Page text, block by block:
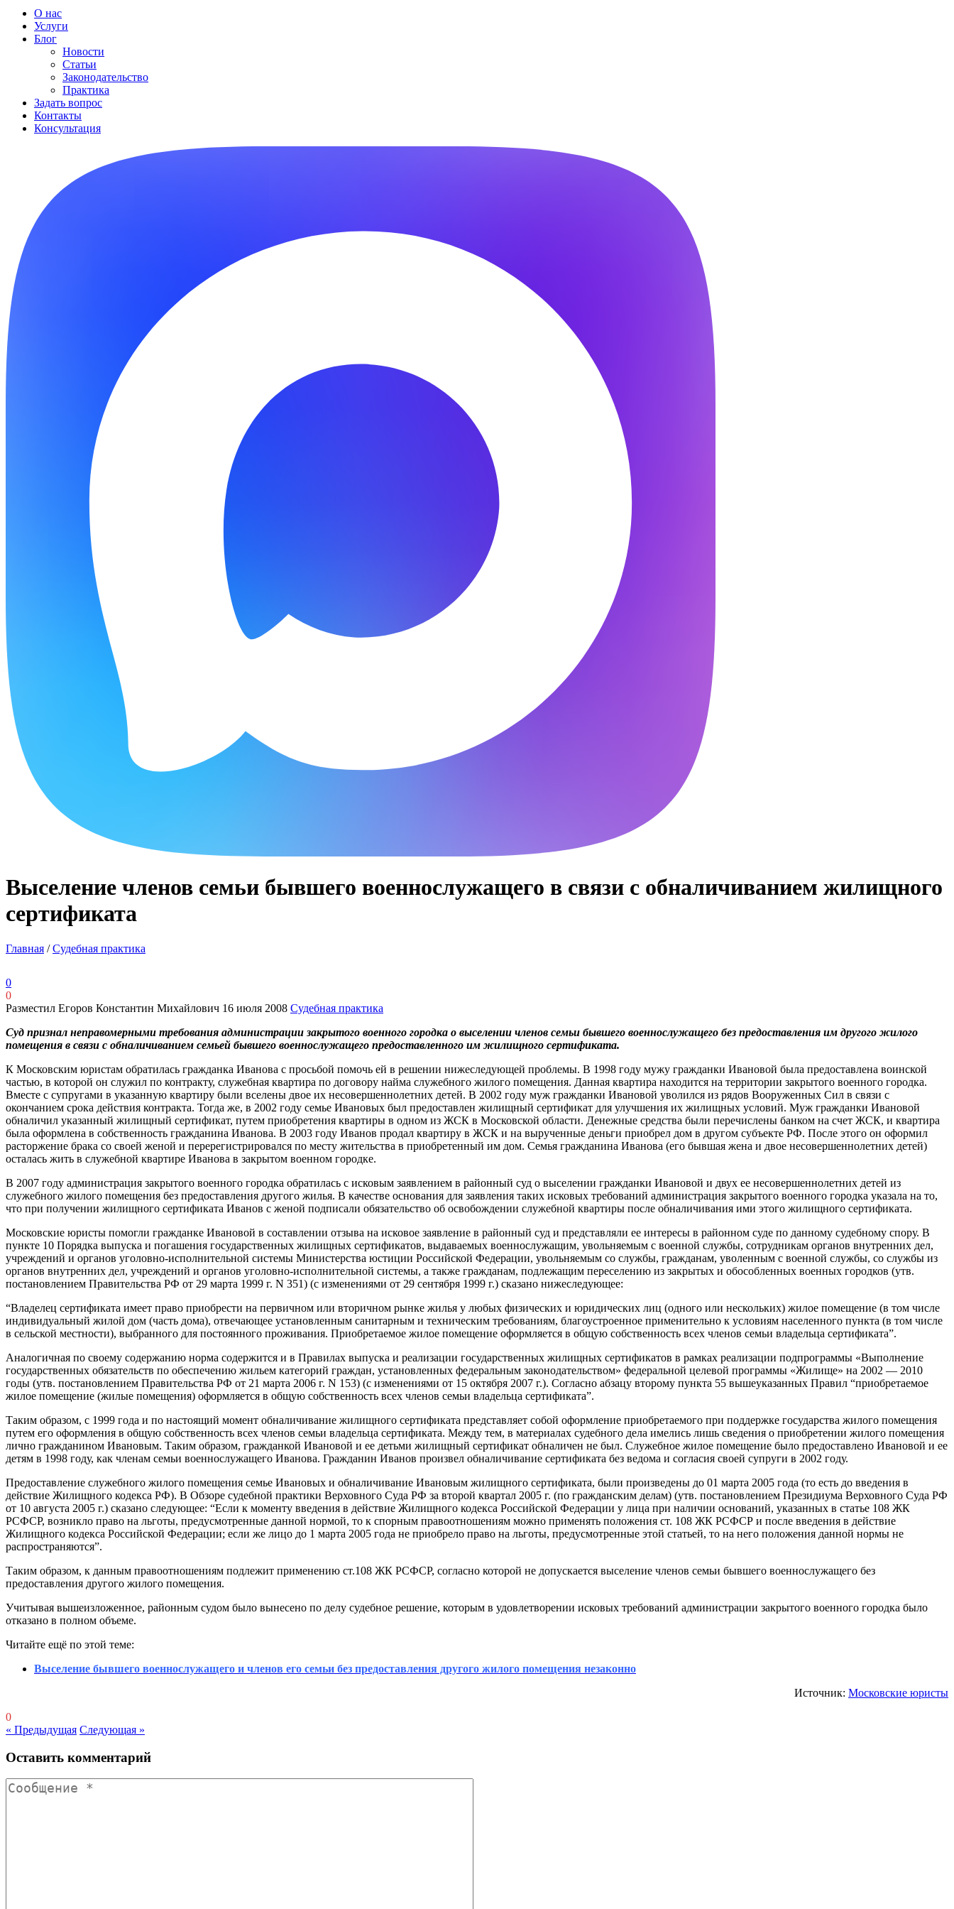
О нас
Услуги
Блог
Новости
Статьи
Законодательство
Практика
Задать вопрос
Контакты
Консультация
Выселение членов семьи бывшего военнослужащего в связи с обналичиванием жилищного
сертификата
Главная /Судебная практика
0
0
Разместил Егоров Константин Михайлович 16 июля 2008 Судебная практика
Суд признал неправомерными требования администрации закрытого военного городка о выселении членов семьи бывшего военнослужащего без предоставления им другого жилого
помещения в связи с обналичиванием семьей бывшего военнослужащего предоставленного им жилищного сертификата.
К Московским юристам обратилась гражданка Иванова с просьбой помочь ей в решении нижеследующей проблемы. В 1998 году мужу гражданки Ивановой была предоставлена воинской
частью, в которой он служил по контракту, служебная квартира по договору найма служебного жилого помещения. Данная квартира находится на территории закрытого военного городка.
Вместе с супругами в указанную квартиру были вселены двое их несовершеннолетних детей. В 2002 году муж гражданки Ивановой уволился из рядов Вооруженных Сил в связи с
окончанием срока действия контракта. Тогда же, в 2002 году семье Ивановых был предоставлен жилищный сертификат для улучшения их жилищных условий. Муж гражданки Ивановой
обналичил указанный жилищный сертификат, путем приобретения квартиры в одном из ЖСК в Московской области. Денежные средства были перечислены банком на счет ЖСК, и квартира
была оформлена в собственность гражданина Иванова. В 2003 году Иванов продал квартиру в ЖСК и на вырученные деньги приобрел дом в другом субъекте РФ. После этого он оформил
расторжение брака со своей женой и перерегистрировался по месту жительства в приобретенный им дом. Семья гражданина Иванова (его бывшая жена и двое несовершеннолетних детей)
осталась жить в служебной квартире Иванова в закрытом военном городке.
В 2007 году администрация закрытого военного городка обратилась с исковым заявлением в районный суд о выселении гражданки Ивановой и двух ее несовершеннолетних детей из
служебного жилого помещения без предоставления другого жилья. В качестве основания для заявления таких исковых требований администрация закрытого военного городка указала на то,
что при получении жилищного сертификата Иванов с женой подписали обязательство об освобождении служебной квартиры после обналичивания ими этого жилищного сертификата.
Московские юристы помогли гражданке Ивановой в составлении отзыва на исковое заявление в районный суд и представляли ее интересы в районном суде по данному судебному спору. В
пункте 10 Порядка выпуска и погашения государственных жилищных сертификатов, выдаваемых военнослужащим, увольняемым с военной службы, сотрудникам органов внутренних дел,
учреждений и органов уголовно-исполнительной системы Министерства юстиции Российской Федерации, увольняемым со службы, гражданам, уволенным с военной службы, со службы из
органов внутренних дел, учреждений и органов уголовно-исполнительной системы, а также гражданам, подлежащим переселению из закрытых и обособленных военных городков (утв.
постановлением Правительства РФ от 29 марта 1999 г. N 351) (с изменениями от 29 сентября 1999 г.) сказано нижеследующее:
“Владелец сертификата имеет право приобрести на первичном или вторичном рынке жилья у любых физических и юридических лиц (одного или нескольких) жилое помещение (в том числе
индивидуальный жилой дом (часть дома), отвечающее установленным санитарным и техническим требованиям, благоустроенное применительно к условиям населенного пункта (в том числе
в сельской местности), выбранного для постоянного проживания. Приобретаемое жилое помещение оформляется в общую собственность всех членов семьи владельца сертификата”.
Аналогичная по своему содержанию норма содержится и в Правилах выпуска и реализации государственных жилищных сертификатов в рамках реализации подпрограммы «Выполнение
государственных обязательств по обеспечению жильем категорий граждан, установленных федеральным законодательством» федеральной целевой программы «Жилище» на 2002 — 2010
годы (утв. постановлением Правительства РФ от 21 марта 2006 г. N 153) (с изменениями от 15 октября 2007 г.). Согласно абзацу второму пункта 55 вышеуказанных Правил “приобретаемое
жилое помещение (жилые помещения) оформляется в общую собственность всех членов семьи владельца сертификата”.
Таким образом, с 1999 года и по настоящий момент обналичивание жилищного сертификата представляет собой оформление приобретаемого при поддержке государства жилого помещения
путем его оформления в общую собственность всех членов семьи владельца сертификата. Между тем, в материалах судебного дела имелись лишь сведения о приобретении жилого помещения
лично гражданином Ивановым. Таким образом, гражданкой Ивановой и ее детьми жилищный сертификат обналичен не был. Служебное жилое помещение было предоставлено Ивановой и ее
детям в 1998 году, как членам семьи военнослужащего Иванова. Гражданин Иванов произвел обналичивание сертификата без ведома и согласия своей супруги в 2002 году.
Предоставление служебного жилого помещения семье Ивановых и обналичивание Ивановым жилищного сертификата, были произведены до 01 марта 2005 года (то есть до введения в
действие Жилищного кодекса РФ). В Обзоре судебной практики Верховного Суда РФ за второй квартал 2005 г. (по гражданским делам) (утв. постановлением Президиума Верховного Суда РФ
от 10 августа 2005 г.) сказано следующее: “Если к моменту введения в действие Жилищного кодекса Российской Федерации у лица при наличии оснований, указанных в статье 108 ЖК
РСФСР, возникло право на льготы, предусмотренные данной нормой, то к спорным правоотношениям можно применять положения ст. 108 ЖК РСФСР и после введения в действие
Жилищного кодекса Российской Федерации; если же лицо до 1 марта 2005 года не приобрело право на льготы, предусмотренные этой статьей, то на него положения данной нормы не
распространяются”.
Таким образом, к данным правоотношениям подлежит применению ст.108 ЖК РСФСР, согласно которой не допускается выселение членов семьи бывшего военнослужащего без
предоставления другого жилого помещения.
Учитывая вышеизложенное, районным судом было вынесено по делу судебное решение, которым в удовлетворении исковых требований администрации закрытого военного городка было
отказано в полном объеме.
Читайте ещё по этой теме:
Выселение бывшего военнослужащего и членов его семьи без предоставления другого жилого помещения незаконно
Источник: Московские юристы
0
« Предыдущая Следующая »
Оставить комментарий